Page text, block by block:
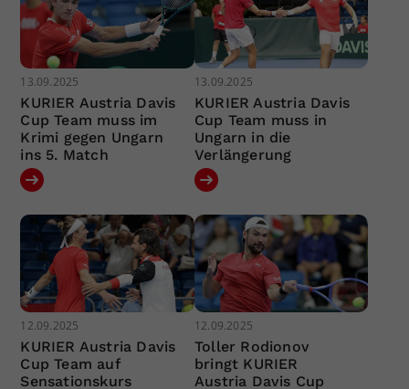
13.09.2025
KURIER Austria Davis
Cup Team muss im
Krimi gegen Ungarn
ins 5. Match
13.09.2025
KURIER Austria Davis
Cup Team muss in
Ungarn in die
Verlängerung
12.09.2025
KURIER Austria Davis
Cup Team auf
Sensationskurs
12.09.2025
Toller Rodionov
bringt KURIER
Austria Davis Cup